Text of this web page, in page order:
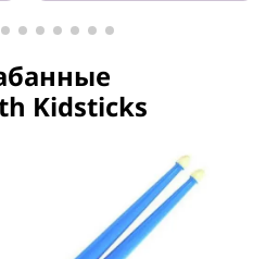
Kidsticks